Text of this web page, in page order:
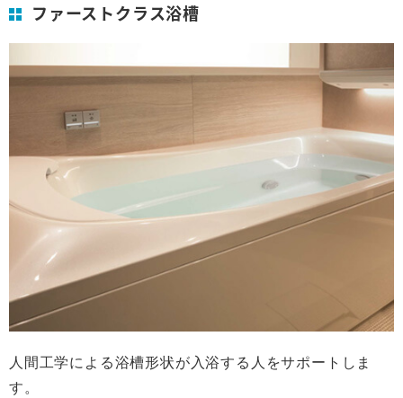
ファーストクラス浴槽
人間工学による浴槽形状が入浴する人をサポートしま
す。